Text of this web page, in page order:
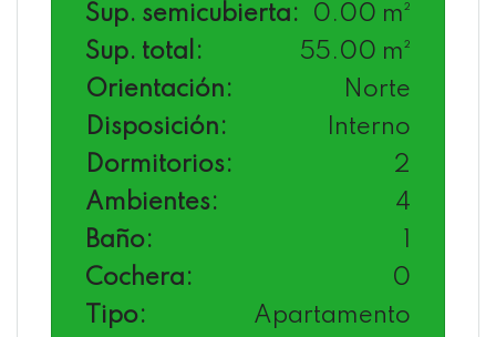
Sup. semicubierta:
0.00 m²
Sup. total:
55.00 m²
Orientación:
Norte
Disposición:
Interno
Dormitorios:
2
Ambientes:
4
Baño:
Cochera:
0
Tipo:
Apartamento